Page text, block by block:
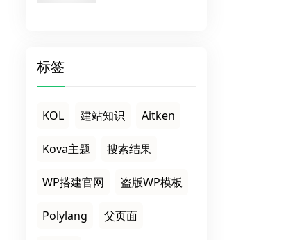
标签
KOL 建站知识 Aitken
Kova主题 搜索结果
WP搭建官网 盗版WP模板
Polylang 父页面